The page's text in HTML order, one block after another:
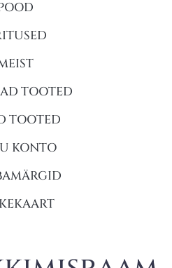
TOOTED
TOOTED
KONTO